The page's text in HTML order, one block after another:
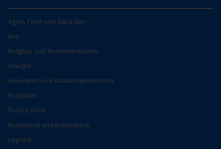
Agrar, Forst und GaLa-Bau
Bau
Bergbau und Montanindustrie
Energie
Feuerwehr und Katastrophenschutz
Flughafen
Food & Drink
Kommunal und Entsorgung
Logistik